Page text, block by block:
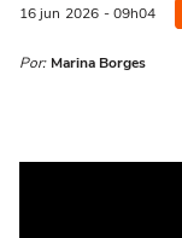
16 jun 2026 - 09h04
Por: Marina Borges